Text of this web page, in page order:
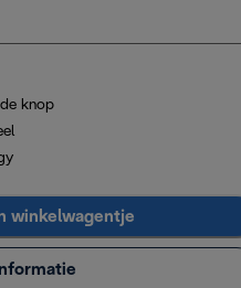
knop
winkelwagentje